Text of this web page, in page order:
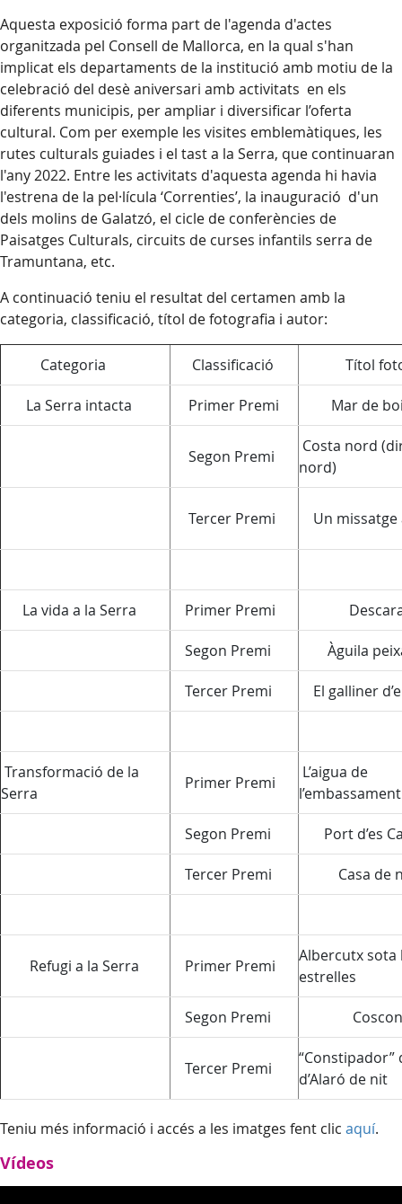
Aquesta exposició forma part de l'agenda d'actes
organitzada pel Consell de Mallorca, en la qual s'han
implicat els departaments de la institució amb motiu de la
celebració del desè aniversari amb activitats en els
diferents municipis, per ampliar i diversificar l’oferta
cultural. Com per exemple les visites emblemàtiques, les
rutes culturals guiades i el tast a la Serra, que continuaran
l'any 2022. Entre les activitats d'aquesta agenda hi havia
l'estrena de la pel·lícula ‘Correnties’, la inauguració d'un
dels molins de Galatzó, el cicle de conferències de
Paisatges Culturals, circuits de curses infantils serra de
Tramuntana, etc.
A continuació teniu el resultat del certamen amb la
categoria, classificació, títol de fotografia i autor:
Categoria Classificació Títol
La Serra intacta Primer Premi Mar de
Segon Premi
Costa nord
nord)
Tercer Premi Un missatge
La vida a la Serra Primer Premi
Segon Premi Àguila
Tercer Premi El galliner
Transformació de la
Serra
Primer Premi
L’aigua de
l’embassament
Segon Premi Port d’es
Tercer Premi Casa de
Refugi a la Serra Primer Premi
Albercutx sota
estrelles
Segon Premi
Tercer Premi
“Constipador”
d’Alaró de nit
Teniu més informació i accés a les imatges fent clic aquí.
Vídeos